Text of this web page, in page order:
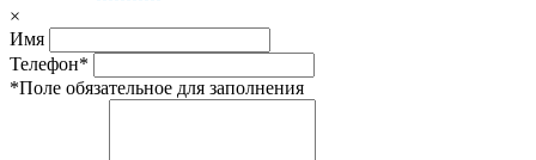
×
Имя
Телефон*
*Поле обязательное для заполнения